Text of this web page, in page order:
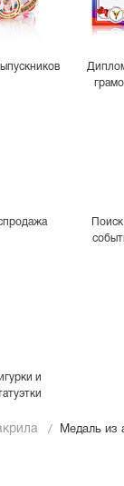
и
Медаль из